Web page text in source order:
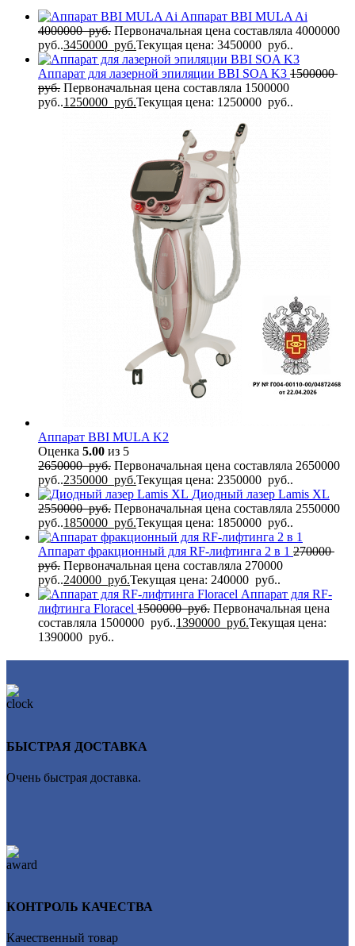
Аппарат BBI MULA Ai
4000000руб. Первоначальная цена составляла 4000000
руб..3450000 руб.Текущая цена: 3450000 руб..
Аппарат для лазерной эпиляции BBI SOA K3 1500000
руб. Первоначальная цена составляла 1500000
руб..1250000 руб.Текущая цена: 1250000 руб..
Аппарат BBI MULA K2
Оценка 5.00 из 5
2650000руб. Первоначальная цена составляла 2650000
руб..2350000 руб.Текущая цена: 2350000 руб..
Диодный лазер Lamis XL
2550000руб. Первоначальная цена составляла 2550000
руб..1850000 руб.Текущая цена: 1850000 руб..
Аппарат фракционный для RF-лифтинга 2 в 1 270000
руб. Первоначальная цена составляла 270000
руб..240000 руб.Текущая цена: 240000 руб..
Аппарат для RF-
лифтинга Flоrасеl 1500000руб. Первоначальная цена
составляла 1500000 руб..1390000 руб.Текущая цена:
1390000 руб..
БЫСТРАЯ ДОСТАВКА
Очень быстрая доставка.
КОНТРОЛЬ КАЧЕСТВА
Качественный товар